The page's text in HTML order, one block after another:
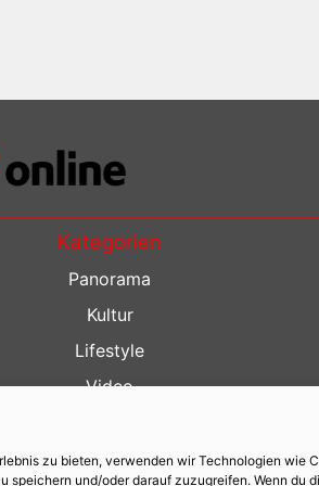
zu bieten, verwenden wir Technologien wie
speichern und/oder darauf zuzugreifen. Wenn du
Kategorien
Panorama
Kultur
Lifestyle
Video
Kino Guide